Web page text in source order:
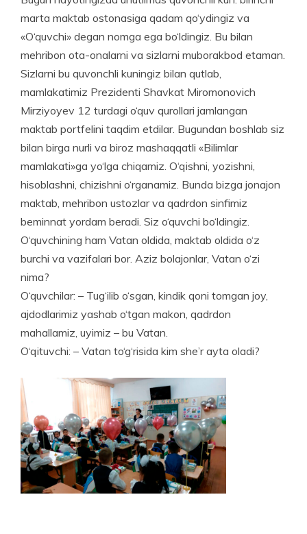
marta maktab ostonasiga qadam qo‘ydingiz va
«O‘quvchi» degan nomga ega bo‘ldingiz. Bu bilan
mehribon ota-onalarni va siz­larni muborakbod etaman.
Sizlarni bu quvonchli kuningiz bilan qutlab,
mamlakatimiz Prezidenti Shavkat Miromonovich
Mirziyoyev 12 turdagi o‘quv qurollari jamlangan
maktab portfelini taqdim etdilar. Bugundan boshlab siz
bilan birga nurli va biroz mashaqqatli «Bilimlar
mamlakati»ga yo‘lga chiqamiz. O‘qishni, yozishni,
hisoblashni, chizishni o‘rganamiz. Bunda bizga jonajon
maktab, mehribon ustozlar va qadrdon sinfimiz
beminnat yordam beradi. Siz o‘quvchi bo‘ldingiz.
O‘quvchining ham Vatan oldida, maktab oldida o‘z
burchi va vazifalari bor. Aziz bolajonlar, Vatan o‘zi
nima?
O‘quvchilar: – Tug‘ilib o‘sgan, kindik qoni tomgan joy,
ajdodlarimiz yashab o‘tgan makon, qadrdon
mahallamiz, uyimiz – bu Vatan.
O‘qituvchi: – Vatan to‘g‘risida kim she’r ayta oladi?